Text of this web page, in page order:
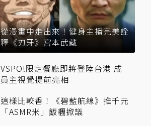
從漫畫中走出來！健身主播完美詮
釋《刃牙》宮本武藏
VSPO!限定餐廳即將登陸台港 成
員主視覺提前亮相
這樣比較香！《碧藍航線》推千元
「ASMR米」飯糰掀議